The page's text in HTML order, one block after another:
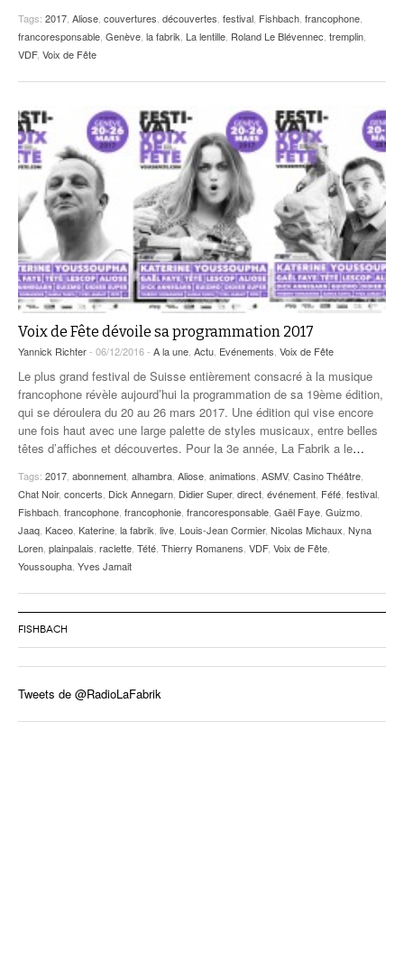
Tags: 2017 Aliose couvertures découvertes festival Fishbach francophone
francoresponsable Genève la fabrik La lentille Roland Le Blévennec tremplin
VDF, Voix de Fête
Voix de Fête dévoile sa programmation 2017
Yannick Richter- 06/12/2016 - A la une, Actu, Evénements, Voix de Fête
Le plus grand festival de Suisse entièrement consacré à la musique
francophone révèle aujourd’hui la programmation de sa 19ème édition,
qui se déroulera du 20 au 26 mars 2017. Une édition qui vise encore
une fois haut avec une large palette de styles musicaux, entre belles
têtes d’affiches et découvertes. Pour la 3e année, La Fabrik a le…
Tags: 2017, abonnement, alhambra, Aliose, animations, ASMV, Casino Théâtre,
Chat Noir, concerts, Dick Annegarn, Didier Super, direct, événement, Féfé, festival,
Fishbach, francophone, francophonie, francoresponsable, Gaël Faye, Guizmo,
Jaaq, Kaceo, Katerine, la fabrik, live, Louis-Jean Cormier, Nicolas Michaux, Nyna
Loren, plainpalais, raclette, Tété, Thierry Romanens, VDF, Voix de Fête,
Youssoupha, Yves Jamait
FISHBACH
Tweets de @RadioLaFabrik